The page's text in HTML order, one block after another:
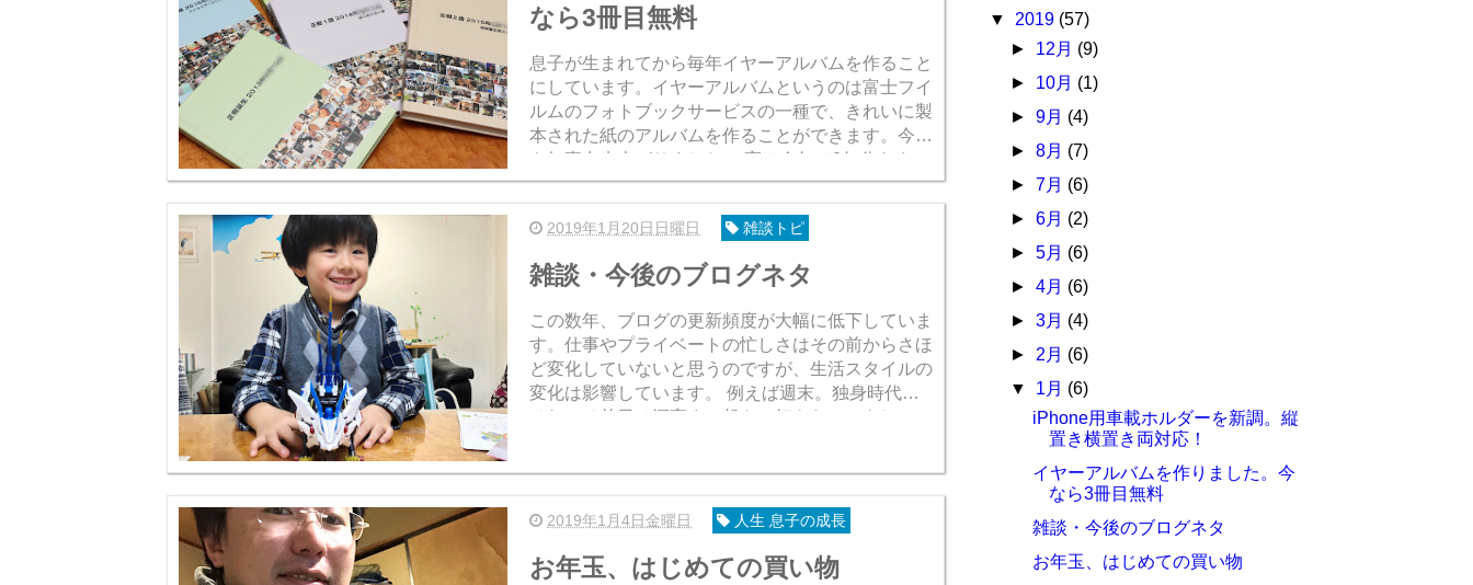
なら3冊目無料
息子が生まれてから毎年イヤーアルバムを作ること
にしています。イヤーアルバムというのは富士フイ
ルムのフォトブックサービスの一種で、きれいに製
本された紙のアルバムを作ることができます。今年
も無事出来上がりました。 実は今年は2年分をまと
めて作成(^^;) 僕はGoogl...
2019年1月20日日曜日 雑談トピ
雑談・今後のブログネタ
この数年、ブログの更新頻度が大幅に低下していま
す。仕事やプライベートの忙しさはその前からさほ
ど変化していないと思うのですが、生活スタイルの
変化は影響しています。 例えば週末。独身時代は
それこそ前日は深夜まで起きて好きなことをして、
2019年1月4日金曜日 人生 息子の成長
お年玉、はじめての買い物
▼ 2019 (57)
► 12月 (9)
► 10月 (1)
►9月 (4)
►8月 (7)
►7月 (6)
►6月 (2)
►5月 (6)
►4月 (6)
►3月 (4)
► 2月 (6)
▼ 1月 (6)
iPhone用車載ホルダーを新調。縦
置き横置き両対応！
イヤーアルバムを作りました。今
なら3冊目無料
雑談・今後のブログネタ
お年玉、はじめての買い物